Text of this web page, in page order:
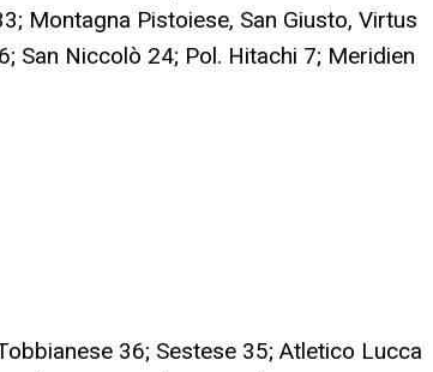
Montagna Pistoiese, San Giusto, Virtus
San Niccolò 24; Pol. Hitachi 7; Meridien
36; Sestese 35; Atletico Lucca